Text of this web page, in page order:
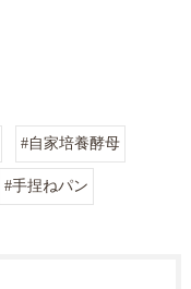
#自家培養酵母
#手捏ねパン